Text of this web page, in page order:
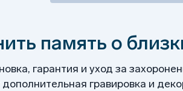
память о
гарантия и уход за
гравировка и